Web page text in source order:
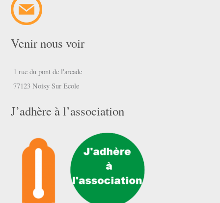
Venir nous voir
1 rue du pont de l'arcade
77123 Noisy Sur Ecole
J’adhère à l’association